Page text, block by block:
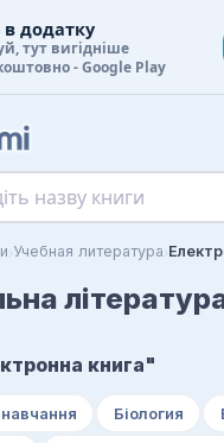
назву книги
›Учебная литература›
книга"
Біология
в додатку
тут вигідніше
- Google Play